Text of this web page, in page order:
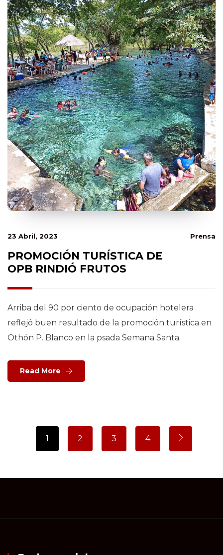
23 Abril, 2023 Prensa
PROMOCIÓN TURÍSTICA DE
OPB RINDIÓ FRUTOS
Arriba del 90 por ciento de ocupación hotelera
reflejó buen resultado de la promoción turística en
Othón P. Blanco en la psada Semana Santa.
Read More
1 2 3 4